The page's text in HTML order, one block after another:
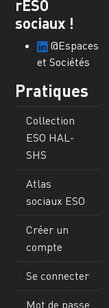
rESO
sociaux !
@Espaces
et Sociétés
Pratiques
Collection
ESO HAL-
SHS
Atlas
sociaux ESO
Créer un
compte
Se connecter
Mot de passe